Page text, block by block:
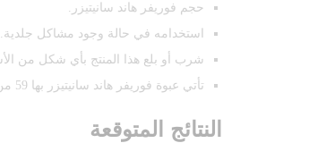
حجم فوريفر هاند سانيتيزر.
استخدامه في حالة وجود مشاكل جلدية.
شرب أو بلع هذا المنتج بأي شكل من
تأتي عبوة فوريفر هاند سانيتيزر بها 59 من المعقم.
النتائج المتوقعة